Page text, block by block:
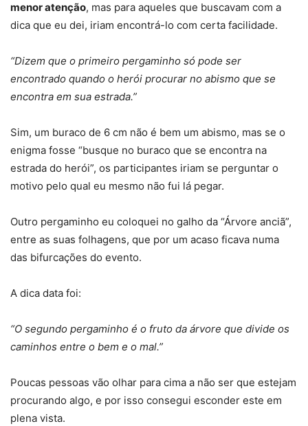
menor atenção, mas para aqueles que buscavam com a
dica que eu dei, iriam encontrá-lo com certa facilidade.
“Dizem que o primeiro pergaminho só pode ser
encontrado quando o herói procurar no abismo que se
encontra em sua estrada.”
Sim, um buraco de 6 cm não é bem um abismo, mas se o
enigma fosse “busque no buraco que se encontra na
estrada do herói”, os participantes iriam se perguntar o
motivo pelo qual eu mesmo não fui lá pegar.
Outro pergaminho eu coloquei no galho da “Árvore anciã”,
entre as suas folhagens, que por um acaso ficava numa
das bifurcações do evento.
A dica data foi:
“O segundo pergaminho é o fruto da árvore que divide os
caminhos entre o bem e o mal.”
Poucas pessoas vão olhar para cima a não ser que estejam
procurando algo, e por isso consegui esconder este em
plena vista.